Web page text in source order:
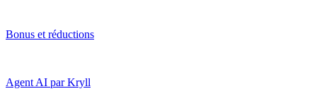
Bonus et réductions
Agent AI par Kryll